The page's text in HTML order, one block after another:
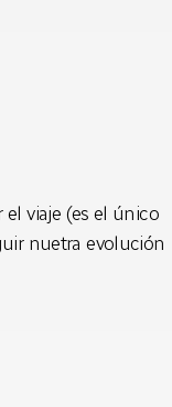
viaje (es el único
nuetra evolución